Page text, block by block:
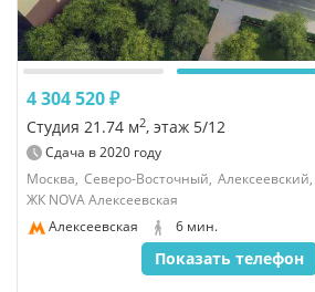
4 304 520 ₽
Студия 21.74 м2, этаж 5/12
Сдача в2020 году
Москва, Северо-Восточный, Алексеевский,
ЖК NOVA Алексеевская
Алексеевская
6 мин.
Показать телефон